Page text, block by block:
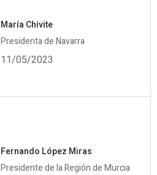
María Chivite
Presidenta de Navarra
11/05/2023
Fernando López Miras
Presidente de la Región de Murcia